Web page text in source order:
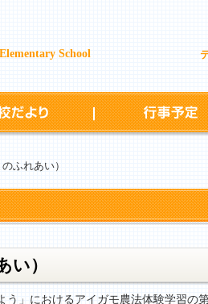
School
学校だより
ふれあい）
い）
」におけるアイガモ農法体験学習の